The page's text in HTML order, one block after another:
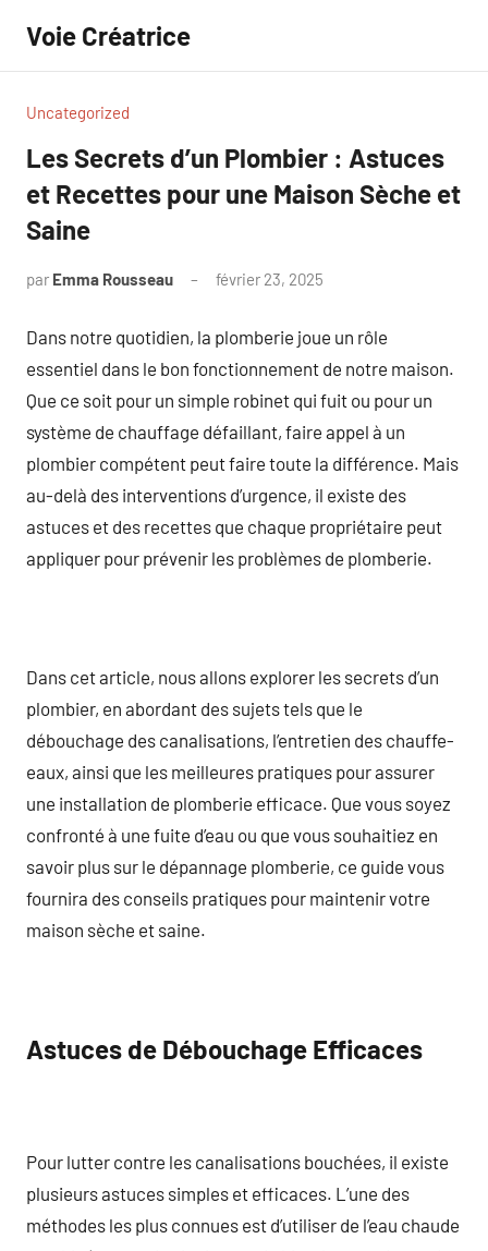
contenu
Voie Créatrice
Uncategorized
Les Secrets d’un Plombier : Astuces
et Recettes pour une Maison Sèche et
Saine
par Emma Rousseau février 23, 2025
Dans notre quotidien, la plomberie joue un rôle
essentiel dans le bon fonctionnement de notre maison.
Que ce soit pour un simple robinet qui fuit ou pour un
système de chauffage défaillant, faire appel à un
plombier compétent peut faire toute la différence. Mais
au-delà des interventions d’urgence, il existe des
astuces et des recettes que chaque propriétaire peut
appliquer pour prévenir les problèmes de plomberie.
Dans cet article, nous allons explorer les secrets d’un
plombier, en abordant des sujets tels que le
débouchage des canalisations, l’entretien des chauffe-
eaux, ainsi que les meilleures pratiques pour assurer
une installation de plomberie efficace. Que vous soyez
confronté à une fuite d’eau ou que vous souhaitiez en
savoir plus sur le dépannage plomberie, ce guide vous
fournira des conseils pratiques pour maintenir votre
maison sèche et saine.
Astuces de Débouchage Efficaces
Pour lutter contre les canalisations bouchées, il existe
plusieurs astuces simples et efficaces. L’une des
méthodes les plus connues est d’utiliser de l’eau chaude